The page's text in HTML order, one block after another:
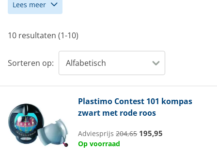
Lees meer
10 resultaten (1-10)
Sorteren op:
Plastimo Contest 101 kompas
zwart met rode roos
Adviesprijs204,65 195,95
Op voorraad